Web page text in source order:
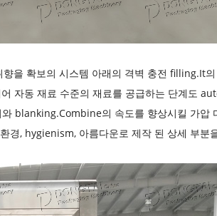
을 확보의 시스템 아래의 격벽 충전 filling.It
자동 재료 수준의 재료를 공급하는 단계도
blanking.Combine의 속도를 향상시킬 가압
, hygienism, 아름다운로 제작 된 상세 부분